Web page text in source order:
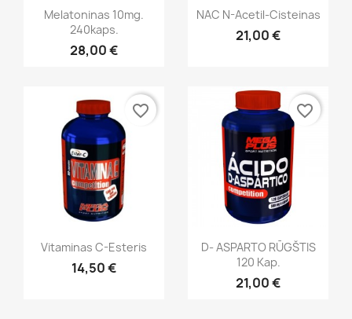
Greita peržiūra
Melatoninas 10mg.
240kaps.
28,00 €
 Greita peržiūra
NAC N-Acetil-Cisteinas
21,00 €
Greita peržiūra
Vitaminas C-Esteris
14,50 €
favorite_border
Greita peržiūra
D- ASPARTO RŪGŠTIS
120 Kap.
21,00 €
favorite_border